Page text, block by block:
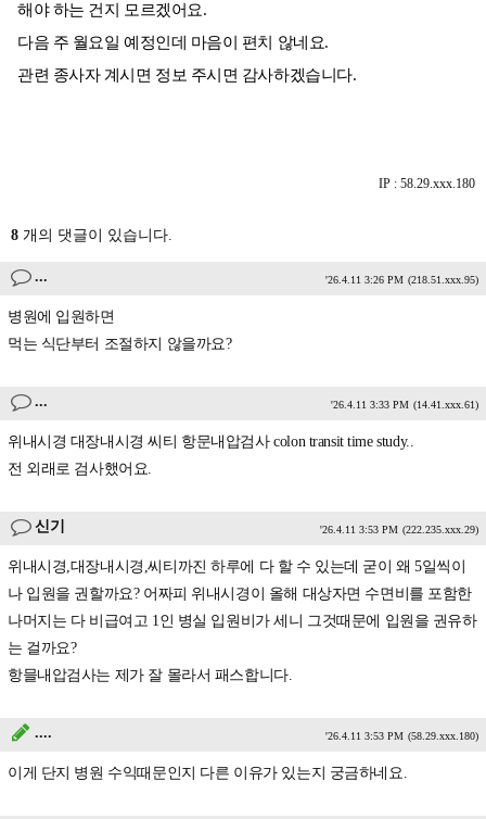
해야 하는 건지 모르겠어요.
다음 주 월요일 예정인데 마음이 편치 않네요.
관련 종사자 계시면 정보 주시면 감사하겠습니다.
IP : 58.29.xxx.180
8 개의 댓글이 있습니다.
... '26.4.11 3:26 PM (218.51.xxx.95)
병원에 입원하면
먹는 식단부터 조절하지 않을까요?
... '26.4.11 3:33 PM (14.41.xxx.61)
위내시경 대장내시경 씨티 항문내압검사 colon transit time study..
전 외래로 검사했어요.
신기 '26.4.11 3:53 PM (222.235.xxx.29)
위내시경,대장내시경,씨티까진 하루에 다 할 수 있는데 굳이 왜 5일씩이
나 입원을 권할까요? 어짜피 위내시경이 올해 대상자면 수면비를 포함한
나머지는 다 비급여고 1인 병실 입원비가 세니 그것때문에 입원을 권유하
는 걸까요?
항믈내압검사는 제가 잘 몰라서 패스합니다.
.... '26.4.11 3:53 PM (58.29.xxx.180)
이게 단지 병원 수익때문인지 다른 이유가 있는지 궁금하네요.